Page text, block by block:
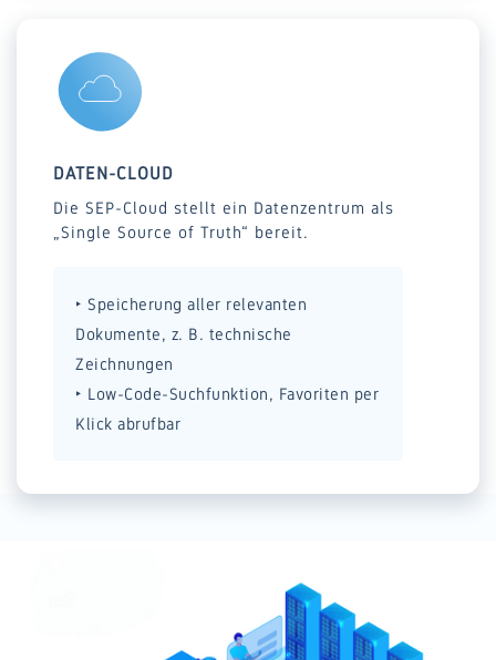
DATEN-CLOUD
Die SEP-Cloud stellt ein Datenzentrum als
„Single Source of Truth“ bereit.
‣ Speicherung aller relevanten
Dokumente, z. B. technische
Zeichnungen
‣ Low-Code-Suchfunktion, Favoriten per
Klick abrufbar